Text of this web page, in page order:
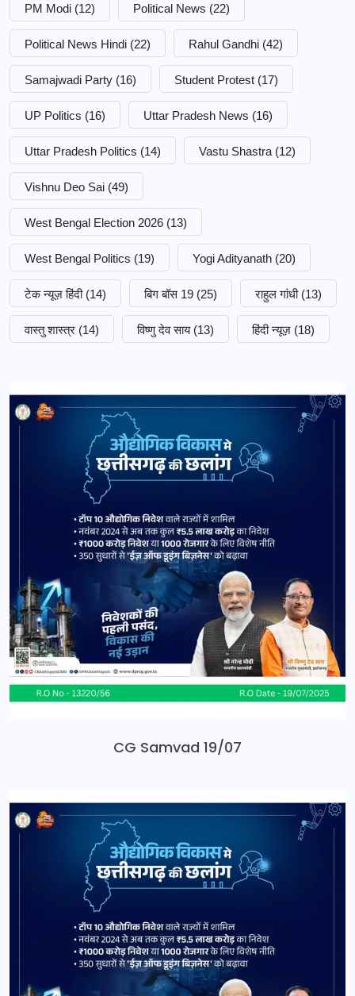
PM Modi (12) Political News (22)
Political News Hindi (22) Rahul Gandhi (42)
Samajwadi Party (16) Student Protest (17)
UP Politics (16) Uttar Pradesh News (16)
Uttar Pradesh Politics (14) Vastu Shastra (12)
Vishnu Deo Sai (49)
West Bengal Election 2026 (13)
West Bengal Politics (19) Yogi Adityanath (20)
टेक न्यूज़ हिंदी (14) बिग बॉस 19 (25) राहुल गांधी (13)
वास्तु शास्त्र (14) विष्णु देव साय (13) हिंदी न्यूज़ (18)
CG Samvad 19/07